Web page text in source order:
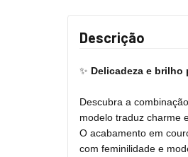
Descrição
✨ Delicadeza e brilho
Descubra a
modelo traduz charme
O acabamento em
com feminilidade e